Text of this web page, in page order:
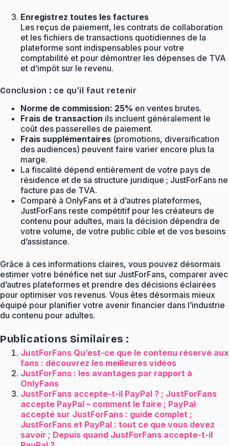
Enregistrez toutes les factures
Les reçus de paiement, les contrats de collaboration
et les fichiers de transactions quotidiennes de la
plateforme sont indispensables pour votre
comptabilité et pour démontrer les dépenses de TVA
et d’impôt sur le revenu.
Conclusion : ce qu’il faut retenir
Norme de commission: 25% en ventes brutes.
Frais de transaction ils incluent généralement le
coût des passerelles de paiement.
Frais supplémentaires (promotions, diversification
des audiences) peuvent faire varier encore plus la
marge.
La fiscalité dépend entièrement de votre pays de
résidence et de sa structure juridique ; JustForFans ne
facture pas de TVA.
Comparé à OnlyFans et à d’autres plateformes,
JustForFans reste compétitif pour les créateurs de
contenu pour adultes, mais la décision dépendra de
votre volume, de votre public cible et de vos besoins
d’assistance.
Grâce à ces informations claires, vous pouvez désormais
estimer votre bénéfice net sur JustForFans, comparer avec
d’autres plateformes et prendre des décisions éclairées
pour optimiser vos revenus. Vous êtes désormais mieux
équipé pour planifier votre avenir financier dans l’industrie
du contenu pour adultes.
Publications Similaires :
JustForFans Qu’est-ce que le contenu réservé aux
fans : découvrez les meilleures vidéos
JustForFans : les avantages par rapport à
OnlyFans
JustForFans accepte-t-il PayPal ? ; JustForFans
accepte PayPal – comment le faire ; PayPal
accepté sur JustForFans : guide complet ;
JustForFans et PayPal : tout ce que vous devez
savoir ; Depuis quand JustForFans accepte-t-il